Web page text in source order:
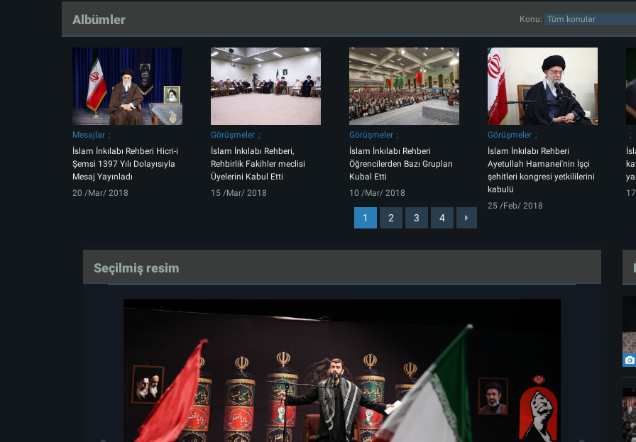
Albümler Konu:
Mesajlar
İslam İnkılabı Rehberi Hicri-i
Şemsi 1397 Yılı Dolayısıyla
Mesaj Yayınladı
20 /Mar/ 2018
Görüşmeler
İslam İnkılabı Rehberi,
Rehbirlik Fakihler meclisi
Üyelerini Kabul Etti
15 /Mar/ 2018
Görüşmeler
İslam İnkılabı Rehberi
Öğrencilerden Bazı Grupları
Kubal Etti
10 /Mar/ 2018
Görüşmeler
İslam İnkılabı Rehberi
Ayetullah Hamanei'nin İşçi
şehitleri kongresi yetkililerini
kabulü
25 /Feb/ 2018
1 2 3 4
Seçilmiş resim